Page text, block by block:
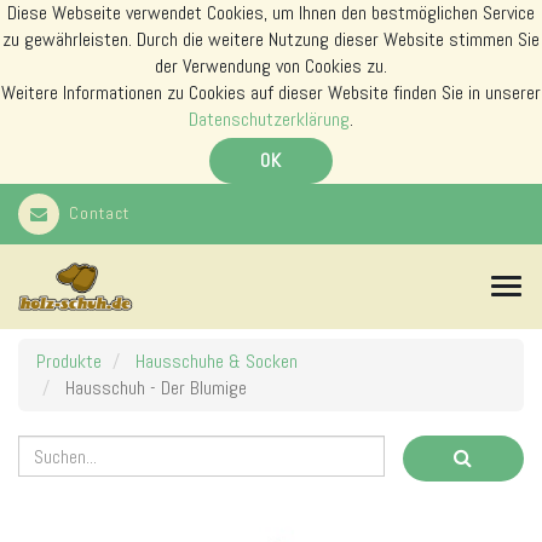
Diese Webseite verwendet Cookies, um Ihnen den bestmöglichen Service
zu gewährleisten. Durch die weitere Nutzung dieser Website stimmen Sie
der Verwendung von Cookies zu.
Weitere Informationen zu Cookies auf dieser Website finden Sie in unserer
Datenschutzerklärung.
OK
Contact
N
v
Produkte
Hausschuhe & Socken
Hausschuh - Der Blumige